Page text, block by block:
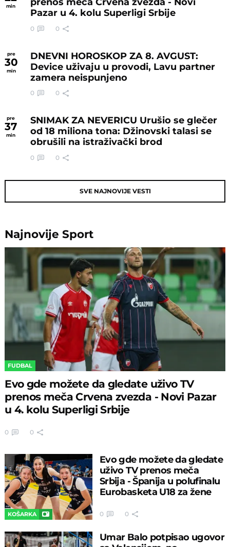
min
Pazar u 4. kolu Superligi Srbije
0 0
pre
30
min
DNEVNI HOROSKOP ZA 8. AVGUST:
Device uživaju u provodi, Lavu partner
zamera neispunjeno
0 0
pre
37
min
SNIMAK ZA NEVERICU Urušio se glečer
od 18 miliona tona: Džinovski talasi se
obrušili na istraživački brod
0 0
SVE NAJNOVIJE VESTI
NajnovijeSport
FUDBAL
Evo gde možete da gledate uživo TV
prenos meča Crvena zvezda - Novi Pazar
u 4. kolu Superligi Srbije
0 0
KOŠARKA
Evo gde možete da gledate
uživo TV prenos meča
Srbija - Španija u polufinalu
Eurobasketa U18 za žene
0 0
Umar Balo potpisao ugovor